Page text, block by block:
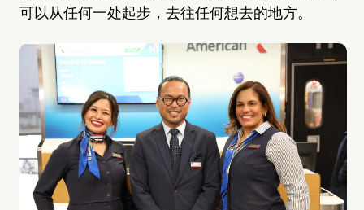
可以从任何一处起步，去往任何想去的地方。